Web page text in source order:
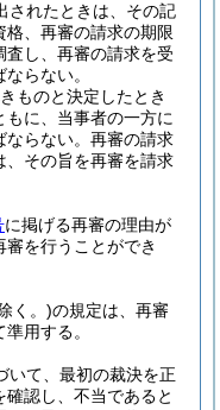
されたときは、その記
、再審の請求の期限
査し、再審の請求を受
らない。
ものと決定したとき
に、当事者の一方に
らない。 再審の請求
、その旨を再審を請求
に掲げる再審の理由が
を行うことができ
く。)の規定は、再審
用する。
いて、最初の裁決を正
認し、不当であると